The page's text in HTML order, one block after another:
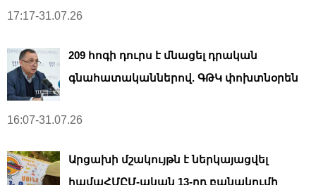
17:17-31.07.26
209 հոգի դուրս է մնացել դրական
գնահատականներով. ԳԹԿ փոխտնօրեն
16:07-31.07.26
Արցախի մշակույթն է ներկայացվել
համաՀՄԸՄ-ական 13-րդ բանակումի